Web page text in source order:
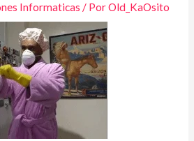
Informaticas / PorOld_KaOsito